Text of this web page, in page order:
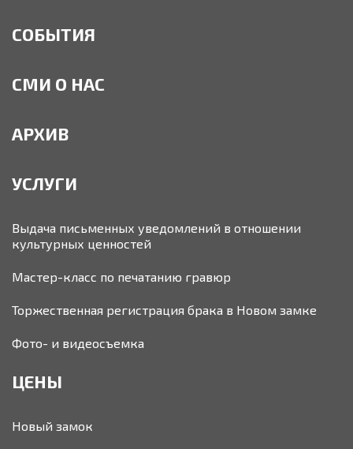
СОБЫТИЯ
СМИ О НАС
АРХИВ
УСЛУГИ
Выдача письменных уведомлений в отношении
культурных ценностей
Мастер-класс по печатанию гравюр
Торжественная регистрация брака в Новом замке
Фото- и видеосъемка
ЦЕНЫ
Новый замок